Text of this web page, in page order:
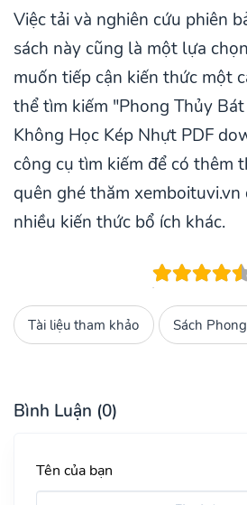
Việc tải và nghiên cứu phiên
sách này cũng là một lựa
muốn tiếp cận kiến thức một
thể tìm kiếm "Phong Thủy
Không Học Kép Nhựt PDF
công cụ tìm kiếm để có thêm
quên ghé thăm
nhiều kiến thức bổ ích khác.
Tài liệu tham khảo Sách
Bình Luận (0)
Tên của bạn